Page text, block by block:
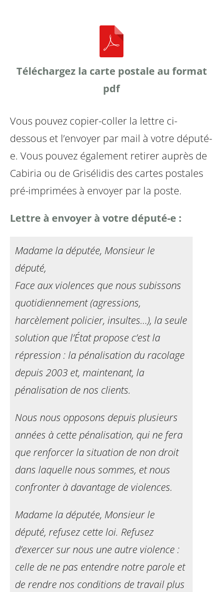
Téléchargez la carte postale au format
pdf
Vous pouvez copier-coller la lettre ci-
dessous et l’envoyer par mail à votre député-
e. Vous pouvez également retirer auprès de
Cabiria ou de Grisélidis des cartes postales
pré-imprimées à envoyer par la poste.
Lettre à envoyer à votre député-e :
Madame la députée, Monsieur le
député,
Face aux violences que nous subissons
quotidiennement(agressions,
harcèlement policier, insultes…), laseule
solution que l’État propose c’est la
répression : la pénalisation du racolage
depuis 2003 et, maintenant, la
pénalisation de nos clients.
Nous nous opposons depuis plusieurs
années à cettepénalisation, qui ne fera
que renforcer la situation denon droit
dans laquelle nous sommes, et nous
confronter à davantage de violences.
Madame la députée, Monsieur le
député, refusez cetteloi. Refusez
d’exercer sur nous une autre violence :
celle de ne pas entendre notre parole et
de rendre nos conditions de travail plus